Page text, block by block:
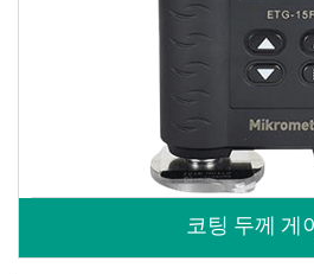
코팅 두께 게